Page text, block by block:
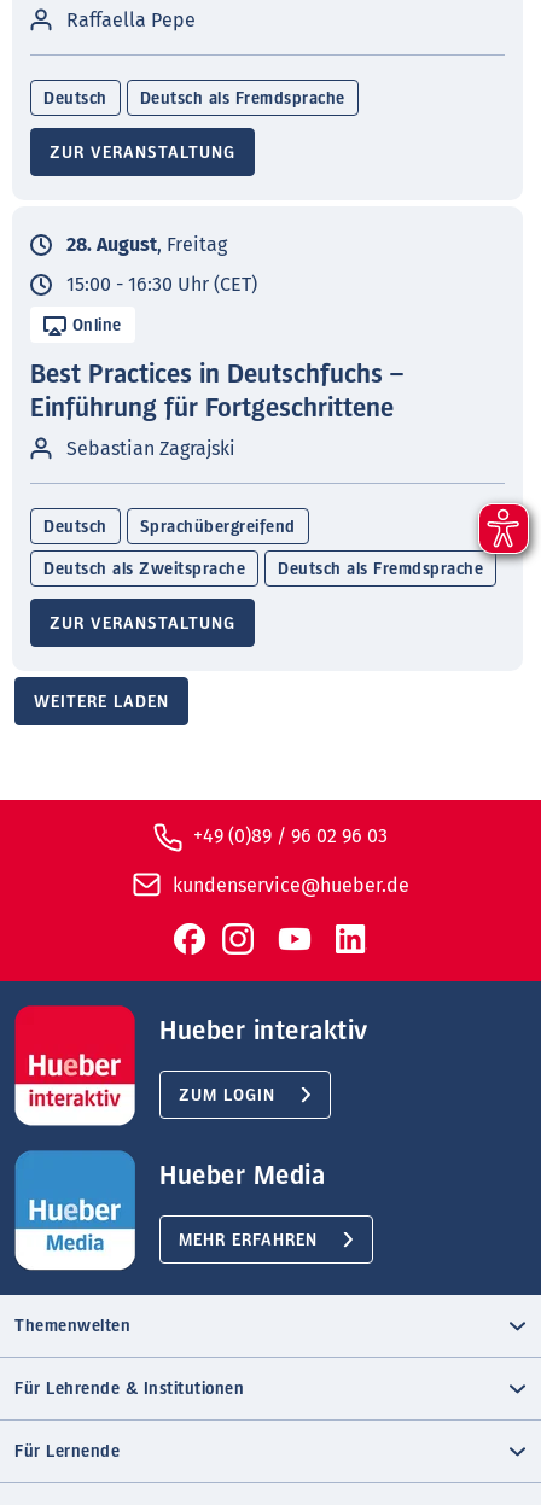
Raffaella Pepe
Deutsch Deutsch als Fremdsprache
ZUR VERANSTALTUNG
28. August, Freitag
15:00 - 16:30 Uhr (CET)
Online
Best Practices in Deutschfuchs –
Einführung für Fortgeschrittene
Sebastian Zagrajski
Deutsch Sprachübergreifend
Deutsch als Zweitsprache Deutsch als Fremdsprache
ZUR VERANSTALTUNG
WEITERE LADEN
+49 (0)89 / 96 02 96 03
kundenservice@hueber.de
Hueber interaktiv
ZUM LOGIN
Hueber Media
MEHR ERFAHREN
Themenwelten
Für Lehrende & Institutionen
Für Lernende